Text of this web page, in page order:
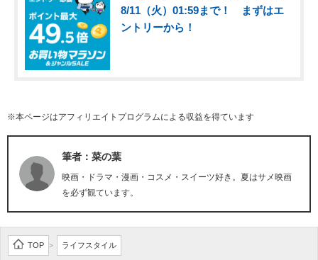
8/11（火）01:59まで！ まずはエ
ントリーから！
※本ページはアフィリエイトプログラムによる収益を得ています
筆者：菜の葉
映画・ドラマ・漫画・コスメ・スイーツ好き。夏はサメ映画
を必ず観ています。
TOP > ライフスタイル